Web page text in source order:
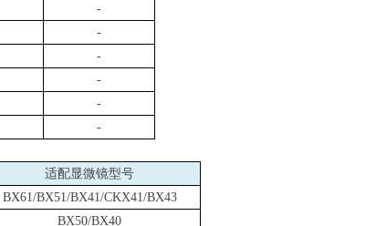
-
-
-
-
-
-
适配显微镜型号
BX61/BX51/BX41/CKX41/BX43
BX50/BX40